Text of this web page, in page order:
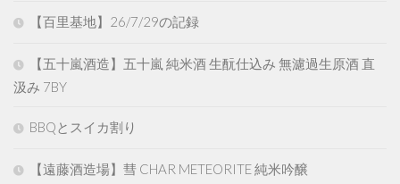
【百里基地】26/7/29の記録
【五十嵐酒造】五十嵐 純米酒 生酛仕込み 無濾過生原酒 直
汲み 7BY
BBQとスイカ割り
【遠藤酒造場】彗 CHAR METEORITE 純米吟醸